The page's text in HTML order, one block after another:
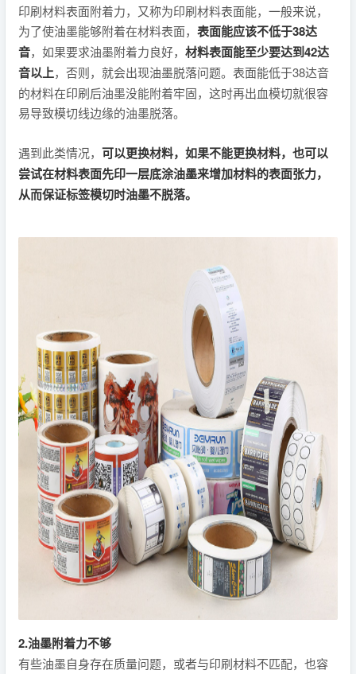
印刷材料表面附着力，又称为印刷材料表面能，一般来说，
为了使油墨能够附着在材料表面， 表面能应该不低于38达
音，如果要求油墨附着力良好， 材料表面能至少要达到42达
音以上，否则，就会出现油墨脱落问题。表面能低于38达音
的材料在印刷后油墨没能附着牢固，这时再出血模切就很容
易导致模切线边缘的油墨脱落。
遇到此类情况， 可以更换材料，如果不能更换材料，也可以
尝试在材料表面先印一层底涂油墨来增加材料的表面张力，
从而保证标签模切时油墨不脱落。
2.油墨附着力不够
有些油墨自身存在质量问题，或者与印刷材料不匹配，也容